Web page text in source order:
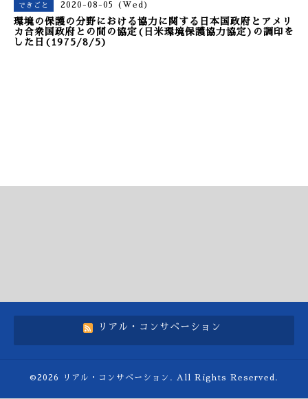
できごと 2020-08-05 (Wed)
環境の保護の分野における協力に関する日本国政府とアメリ
カ合衆国政府との間の協定(日米環境保護協力協定)の調印を
した日(1975/8/5)
リアル・コンサベーション
©2026 リアル・コンサベーション . All Rights Reserved.